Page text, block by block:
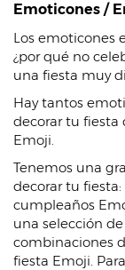
Emoticones /
Los emoticones
¿por qué no
una fiesta muy
Hay tantos
decorar tu fiesta
Emoji.
Tenemos una
decorar tu
cumpleaños
una selección
combinaciones
fiesta Emoji.